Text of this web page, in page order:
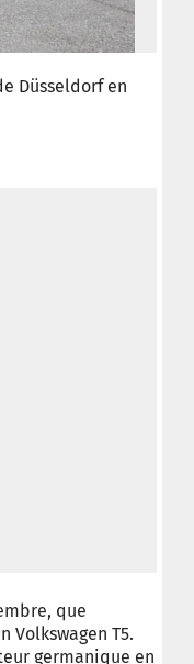
Düsseldorf en
que
Volkswagen T5.
germanique en